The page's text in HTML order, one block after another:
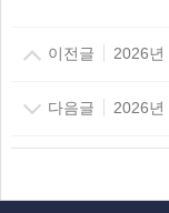
이전글 2026년
다음글 2026년